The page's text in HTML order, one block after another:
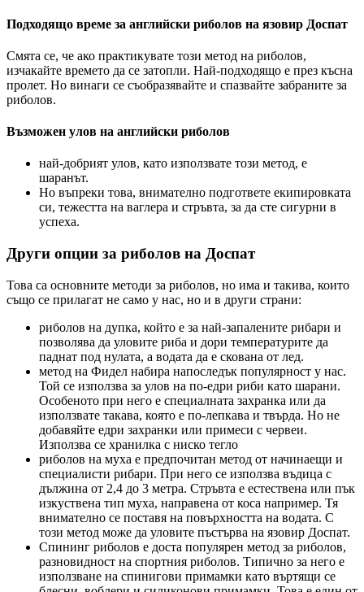
Подходящо време за английски риболов на язовир Доспат
Смята се, че ако практикувате този метод на риболов,
изчакайте времето да се затопли. Най-подходящо е през късна
пролет. Но винаги се съобразявайте и спазвайте забраните за
риболов.
Възможен улов на английски риболов
най-добрият улов, като използвате този метод, е
шаранът.
Но въпреки това, внимателно подгответе екипировката
си, тежестта на ваглера и стръвта, за да сте сигурни в
успеха.
Други опции за риболов на Доспат
Това са основните методи за риболов, но има и такива, които
също се прилагат не само у нас, но и в други страни:
риболов на дупка, който е за най-запалените рибари и
позволява да уловите риба и дори температурите да
паднат под нулата, а водата да е скована от лед.
метод на Фидел набира напоследък популярност у нас.
Той се използва за улов на по-едри риби като шарани.
Особеното при него е специалната захранка или да
използвате такава, която е по-лепкава и твърда. Но не
добавяйте едри захранки или примеси с червеи.
Използва се хранилка с ниско тегло
риболов на муха е предпочитан метод от начинаещи и
специалисти рибари. При него се използва въдица с
дължина от 2,4 до 3 метра. Стръвта е естествена или пък
изкуствена тип муха, направена от коса например. Тя
внимателно се поставя на повърхността на водата. С
този метод може да уловите пъстърва на язовир Доспат.
Спининг риболов е доста популярен метод за риболов,
разновидност на спортния риболов. Типично за него е
използване на спинигови примамки като въртящи се